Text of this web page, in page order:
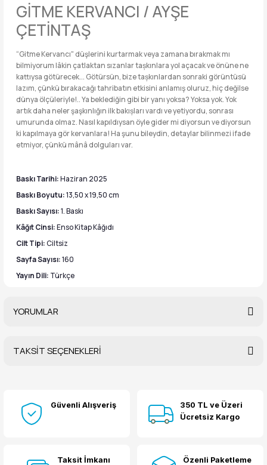
GİTME KERVANCI / AYŞE
ÇETİNTAŞ
“Gitme Kervancı" düşlerini kurtarmak veya zamana bırakmak mı
bilmiyorum lâkin çatlaktan sızanlar tașkınlara yol açacak ve önüne ne
kattıysa götürecek... Götürsün, bize tașkınlardan sonraki görüntüsü
lazım, çünkü bırakacağı tahribatın etkisini anlamış oluruz, hiç değilse
dünya ölçüleriyle!.. Ya beklediğin gibi bir yanı yoksa? Yoksa yok. Yok
artık daha neler şaşkınlığın ilk bakıșları vardı ve yetiyordu, sonrası
umurunda olmaz. Nasıl kapıldıysan öyle gider mi diyorsun ve diyorsun
ki kapılmaya gör kervanlara! Ha şunu bileydin, detaylar bilinmezi ifade
etmiyor, çünkü mânâ dolguları var.
Baskı Tarihi:Haziran 2025
Baskı Boyutu:13,50 x 19,50 cm
Baskı Sayısı:1. Baskı
Kâğıt Cinsi:Enso Kitap Kâğıdı
Cilt Tipi:Ciltsiz
Sayfa Sayısı:160
Yayın Dili: Türkçe
YORUMLAR
Yorum Yaz
TAKSİT SEÇENEKLERİ
Güvenli Alışveriş
350 TL ve Üzeri
Ücretsiz Kargo
Taksit İmkanı Özenli Paketleme